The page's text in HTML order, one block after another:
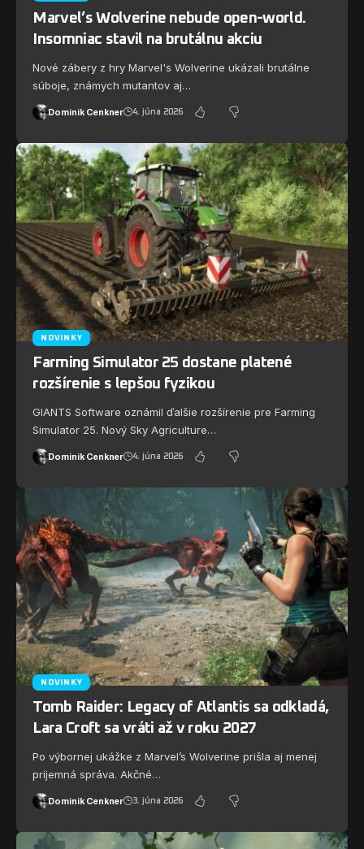
Marvel’s Wolverine nebude open-world.
Insomniac stavil na brutálnu akciu
Nové zábery z hry Marvel's Wolverine ukázali brutálne
súboje, známych mutantov aj…
Dominik Cenkner 4. júna 2026
NOVINKY
Farming Simulator 25 dostane platené
rozšírenie s lepšou fyzikou
GIANTS Software oznámil ďalšie rozšírenie pre Farming
Simulator 25. Nový Sky Agriculture…
Dominik Cenkner 4. júna 2026
NOVINKY
Tomb Raider: Legacy of Atlantis sa odkladá,
Lara Croft sa vráti až v roku 2027
Po výbornej ukážke z Marvel’s Wolverine prišla aj menej
príjemná správa. Akčné…
Dominik Cenkner 3. júna 2026